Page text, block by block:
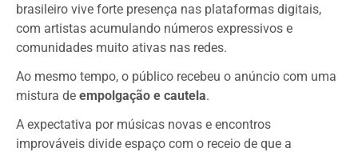
brasileiro vive forte presença nas plataformas digitais,
com artistas acumulando números expressivos e
comunidades muito ativas nas redes.
Ao mesmo tempo, o público recebeu o anúncio com uma
mistura de empolgação e cautela.
A expectativa por músicas novas e encontros
improváveis divide espaço com o receio de que a